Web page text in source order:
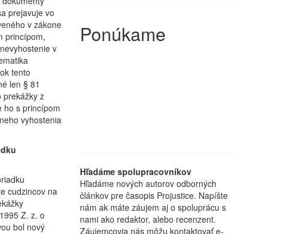
prejavuje vo
v zákone
princípom,
v
tento
len § 81
prekážky z
ho s princípom
vyhostenia
cudzincov na
Z. z. o
bol nový
Ponúkame
Hľadáme spolupracovníkov
Hľadáme nových autorov odborných
článkov pre časopis Projustice. Napíšte
nám ak máte záujem aj o spoluprácu s
nami ako redaktor, alebo recenzent.
Záujemcovia nás môžu kontaktovať e-